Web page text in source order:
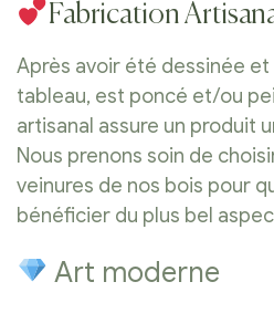
Fabrication
Après avoir été dessinée
tableau, est poncé et/ou
artisanal assure un produit
Nous prenons soin de
veinures de nos bois pour
bénéficier du plus bel
Art moderne